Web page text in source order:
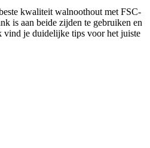
kwaliteit walnoothout met FSC-
is aan beide zijden te gebruiken en
vind je duidelijke tips voor het juiste